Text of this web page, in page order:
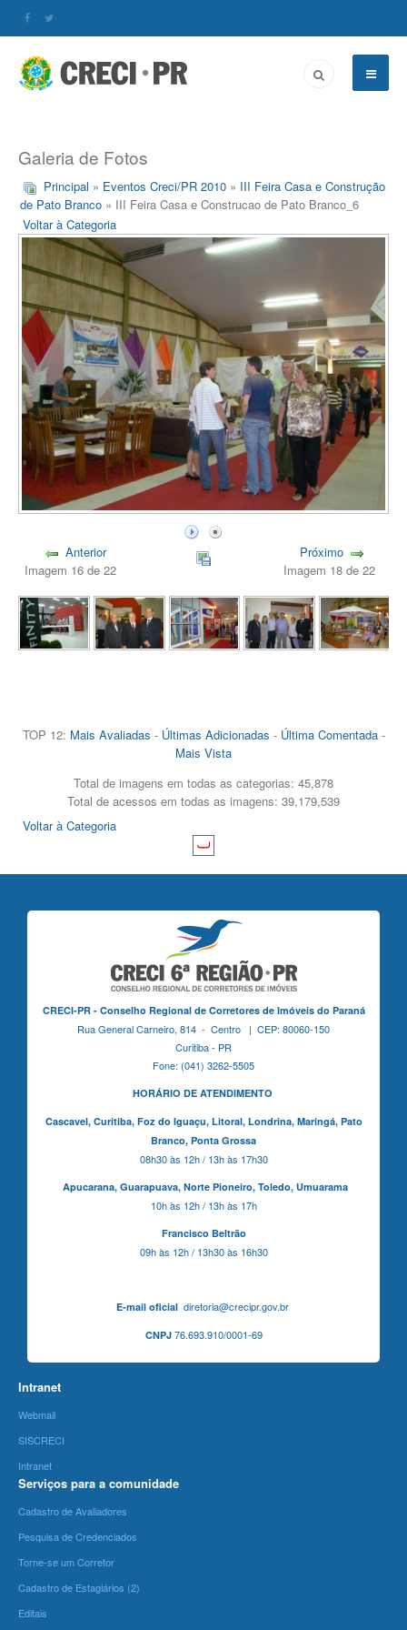
Galeria de Fotos
Principal » Eventos Creci/PR 2010 » III Feira Casa e Construção
de Pato Branco » III Feira Casa e Construcao de Pato Branco_6
Voltar à Categoria
Anterior
Imagem 16 de 22
Próximo
Imagem 18 de 22
TOP 12: Mais Avaliadas - Últimas Adicionadas - Última Comentada-
Mais Vista
Total de imagens em todas as categorias: 45,878
Total de acessos em todas as imagens: 39,179,539
Voltar à Categoria
CRECI-PR - Conselho Regional de Corretores de Imóveis do Paraná
Rua General Carneiro, 814 - Centro | CEP: 80060-150
Curitiba - PR
Fone: (041) 3262-5505
HORÁRIO DE ATENDIMENTO
Cascavel, Curitiba,Foz do Iguaçu, Litoral, Londrina, Maringá, Pato
Branco, Ponta Grossa
08h30 às 12h / 13h às 17h30
Apucarana, Guarapuava, Norte Pioneiro, Toledo, Umuarama
10h às 12h / 13h às 17h
Francisco Beltrão
09h às 12h / 13h30 às 16h30
E-mail oficialdiretoria@crecipr.gov.br
CNPJ76.693.910/0001-69
Intranet
Webmail
SISCRECI
Intranet
Serviços para a comunidade
Cadastro de Avaliadores
Pesquisa de Credenciados
Torne-se um Corretor
Cadastro de Estagiários (2)
Editais